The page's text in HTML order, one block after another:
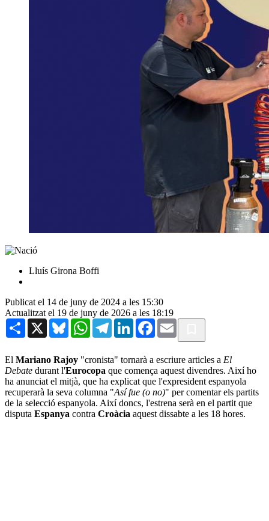
Lluís Girona Boffi
Publicat el 14 de juny de 2024 a les 15:30
Actualitzat el 19 de juny de 2026 a les 18:19
Share X BlueskyWhatsAppTelegramLinkedInFacebook
Email
El Mariano Rajoy "cronista" tornarà a escriure articles a El
Debate durant l'Eurocopa que comença aquest divendres. Així ho
ha anunciat el mitjà, que ha explicat que l'expresident espanyola
recuperarà la seva columna "Así fue (o no)" per comentar els partits
de la selecció espanyola. Així doncs, l'estrena serà en el partit que
disputa Espanya contra Croàcia aquest dissabte a les 18 hores.